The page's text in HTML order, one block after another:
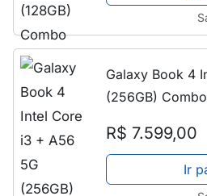
Galaxy Book 4
(256GB) Combo
R$ 7.599,00
Ir